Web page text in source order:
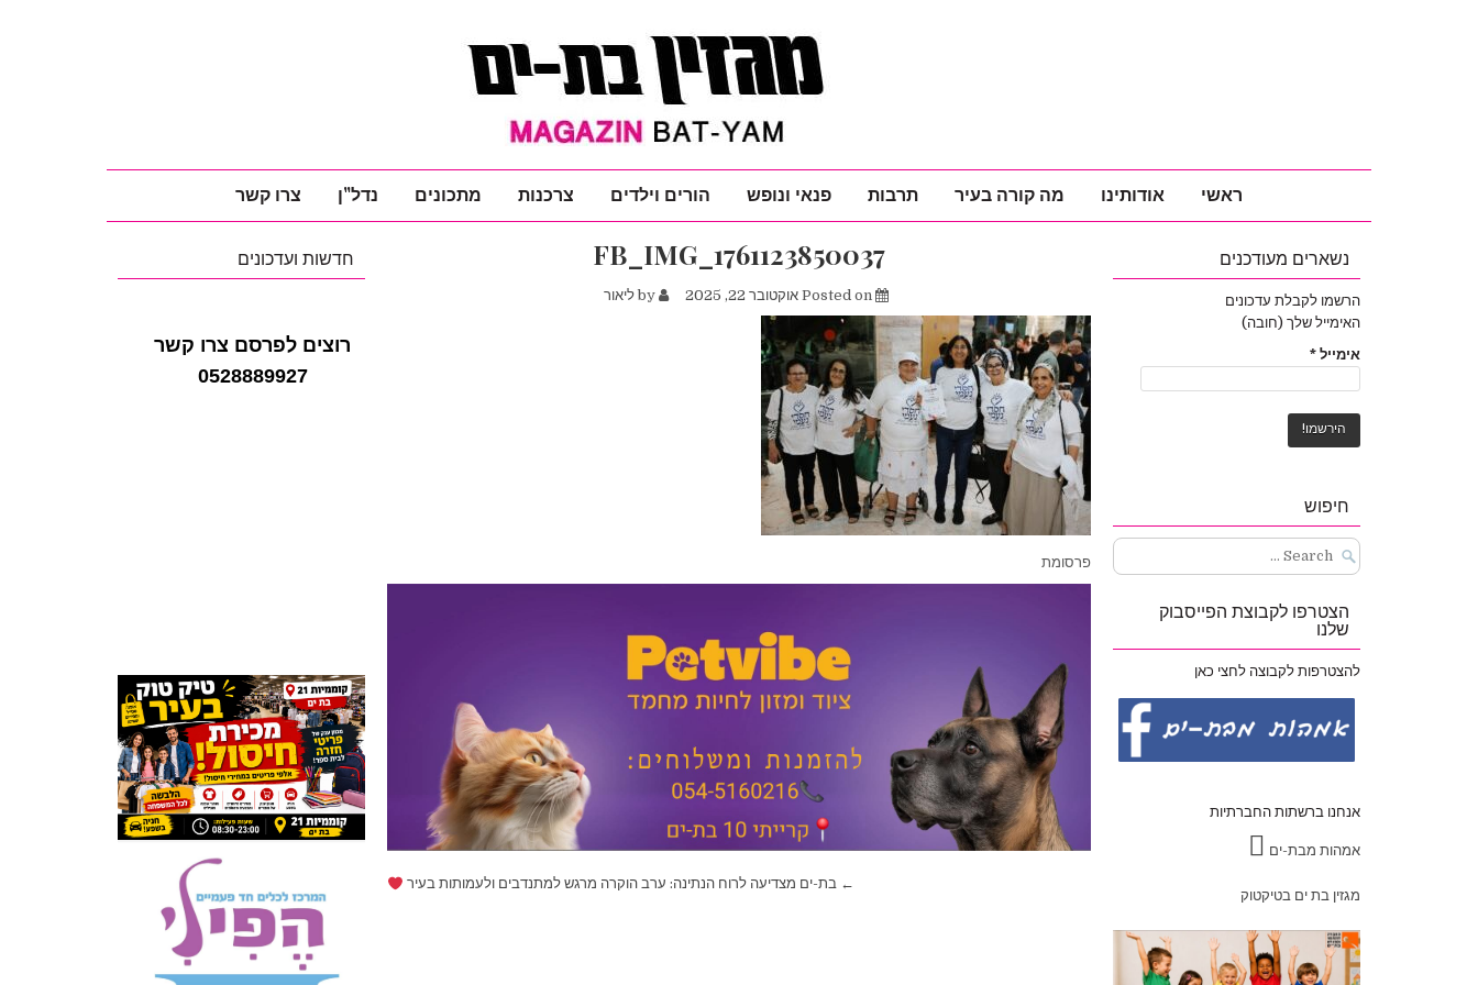
ראשי אודותינו מה קורה בעיר תרבות פנאי ונופש הורים וילדים צרכנות מתכונים נדל"ן צרו קשר
FB_IMG_1761123850037
Posted on אוקטובר 22, 2025 by ליאור
פרסומת
← בת-ים מצדיעה לרוח הנתינה: ערב הוקרה מרגש למתנדבים ולעמותות בעיר
חדשות ועדכונים
רוצים לפרסם צרו קשר
0528889927
נשארים מעודכנים
הרשמו לקבלת עדכונים
האימייל שלך (חובה)
אימייל *
חיפוש
Search
for:
הצטרפו לקבוצת הפייסבוק
שלנו
להצטרפות לקבוצה לחצי כאן
אנחנו ברשתות החברתיות
אמהות מבת-ים
מגזין בת ים בטיקטוק